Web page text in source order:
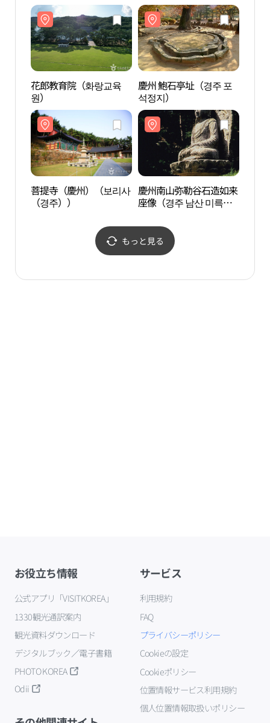
花郎教育院（화랑교육
원）
慶州 鮑石亭址（경주 포
석정지）
菩提寺（慶州）（보리사
（경주））
慶州南山弥勒谷石造如来
座像（경주 남산 미륵곡
もっと見る
お役立ち情報
公式アプリ「VISITKOREA」
1330観光通訳案内
観光資料ダウンロード
デジタルブック／電子書籍
PHOTO KOREA
Odii
サービス
利用規約
FAQ
プライバシーポリシー
Cookieの設定
Cookieポリシー
位置情報サービス利用規約
個人位置情報取扱いポリシー